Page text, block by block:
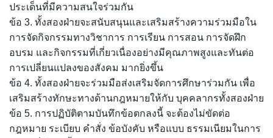
ประเด็นที่มีความสนใจร่วมกัน
ข้อ 3. ทั้งสองฝ่ายจะสนับสนุนและเสริมสร้างความร่วมมือใน
การจัดกิจกรรมทางวิชาการ การเรียน การสอน การจัดฝึก
อบรม และกิจกรรมที่เกี่ยวเนื่องอย่างมีคุณภาพสูงและทันต่อ
การเปลี่ยนแปลงของสังคม มากยิ่งขึ้น
ข้อ 4. ทั้งสองฝ่ายจะร่วมมือส่งเสริมจัดการศึกษาร่วมกัน เพื่อ
เสริมสร้างทักษะทางด้านกฎหมายให้กับ บุคคลากรทั้งสองฝ่าย
ข้อ 5. การปฏิบัติตามบันทึกข้อตกลงนี้ จะต้องไม่ขัดต่อ
กฎหมาย ระเบียบ คำสั่ง ข้อบังคับ หรือแบบ ธรรมเนียมในการ